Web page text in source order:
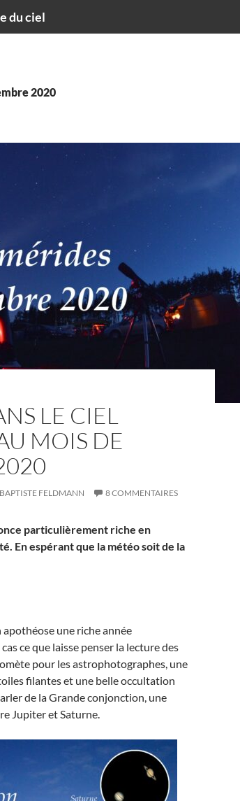
du ciel
2020
LE CIEL
MOIS DE
FELDMANN 8 COMMENTAIRES
particulièrement riche en
En espérant que la météo soit de la
une riche année
ce que laisse penser la lecture des
pour les astrophotographes, une
filantes et une belle occultation
de la Grande conjonction, une
Jupiter et Saturne.